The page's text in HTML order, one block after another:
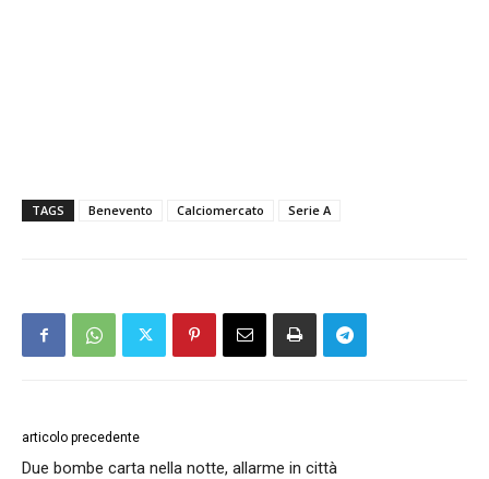
TAGS Benevento Calciomercato Serie A
articolo precedente
Due bombe carta nella notte, allarme in città